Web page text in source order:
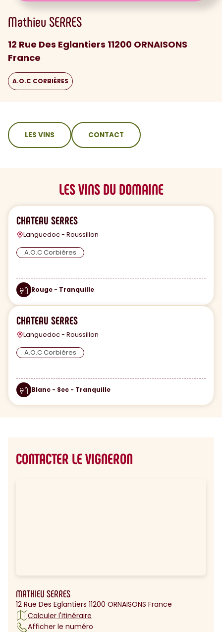
Mathieu SERRES
12 Rue Des Eglantiers 11200 ORNAISONS
France
A.O.C CORBIÈRES
sommaire
LES VINS CONTACT
LES VINS DU DOMAINE
CHATEAU SERRES
Languedoc - Roussillon
A.O.C Corbières
Rouge - Tranquille
CHATEAU SERRES
Languedoc - Roussillon
A.O.C Corbières
Blanc - Sec - Tranquille
CONTACTER LE VIGNERON
MATHIEU SERRES
12 Rue Des Eglantiers 11200 ORNAISONS France
Calculer l'itinéraire
Afficher le numéro